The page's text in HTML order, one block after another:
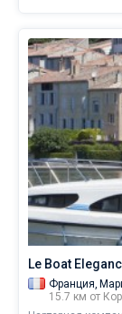
Le Boat
Франция,
15.7 км от